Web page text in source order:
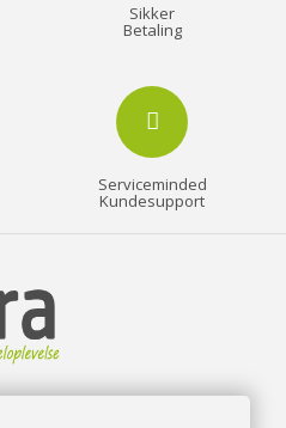
Sikker
Betaling
Serviceminded
Kundesupport